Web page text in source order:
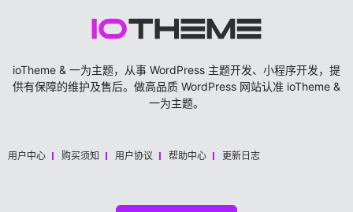
ioTheme & 一为主题，从事 WordPress 主题开发、小程序开发，提
供有保障的维护及售后。做高品质 WordPress 网站认准 ioTheme &
一为主题。
用户中心 购买须知 用户协议 帮助中心 更新日志